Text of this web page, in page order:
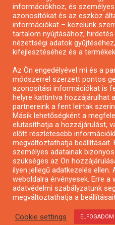
Pályázatírás
Pályázatfigyelés
Specifikus pályázatfigyelés
Pályázatok
Pályázatok civil
Pályázatok vállalkozásoknak
Önkormányzati pályázatok
Mezőgazdasági pályázatok
Falusi turizmus pályázatok
Napelem pályázatok
GINOP pályázatok
információkhoz, és
azonosítókat és az eszköz
információkat – kezelünk
tartalom nyújtásához,
nézettségi adatok
kifejlesztéséhez és a
Az Ön engedélyével mi és a
módszerrel szerzett pontos
azonosítási információkat is
helyre kattintva hozzájárulhat
partnereink a fent leírtak
Másik lehetőségként a
elutasíthatja a hozzájárulást,
előtt részletesebb
megváltoztathatja beállításait.
személyes adatainak
szükséges az Ön
ilyen jellegű adatkezelés ellen.
weboldalra érvényesek. Erre
adatvédelmi szabályzatunk
megváltoztathatja a
Cookie settings ELFOGADOM